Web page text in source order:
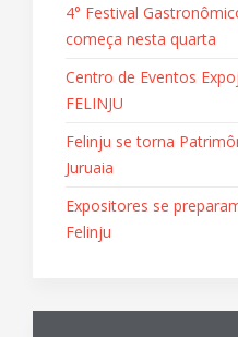
4° Festival
começa nesta quarta
Centro de Eventos
FELINJU
Felinju se torna
Juruaia
Expositores se
Felinju